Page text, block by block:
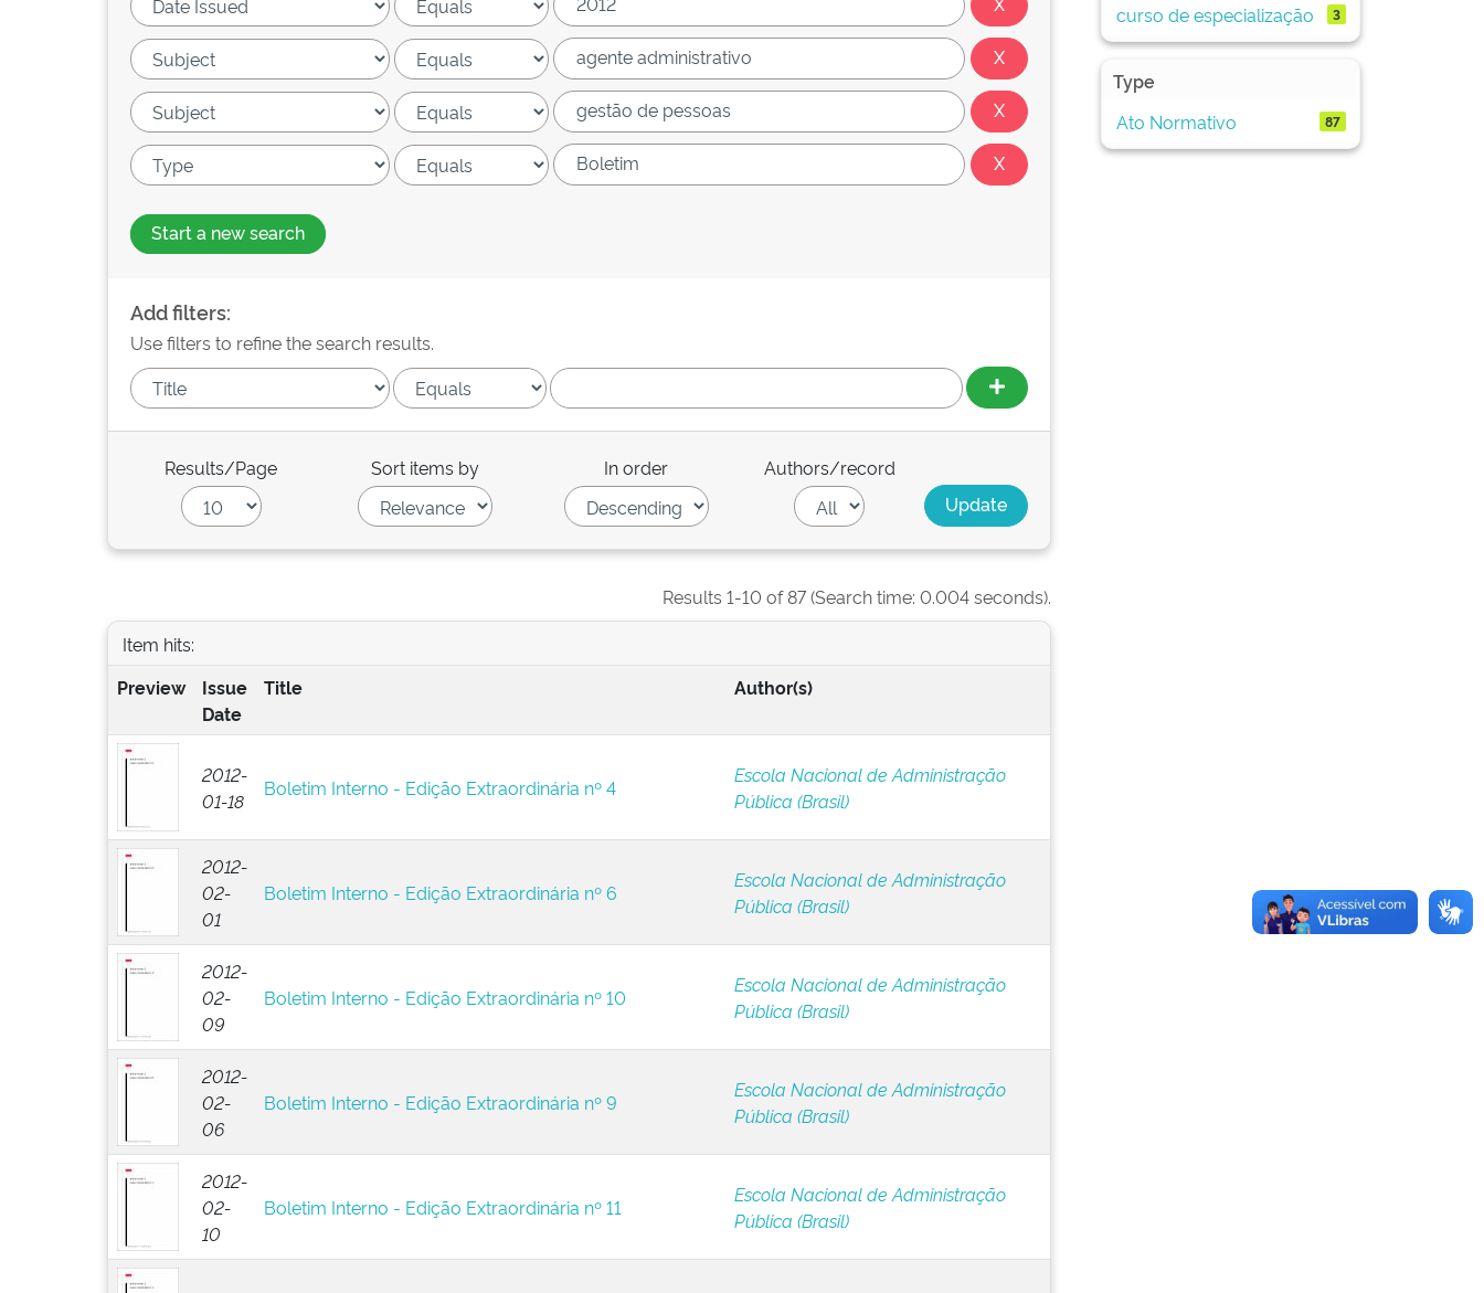
Start a new search
Add filters:
Use filters to refine the search results.
Results/Page Sort items by In order Authors/record
Results 1-10 of 87 (Search time: 0.004 seconds).
Item hits:
Preview
Issue
Date
Title Author(s)
2012-
01-18
Boletim Interno - Edição Extraordinária nº 4
Escola Nacional de Administração
Pública (Brasil)
2012-
02-
01
Boletim Interno - Edição Extraordinária nº 6
Escola Nacional de Administração
Pública (Brasil)
2012-
02-
09
Boletim Interno - Edição Extraordinária nº 10
Escola Nacional de Administração
Pública (Brasil)
2012-
02-
06
Boletim Interno - Edição Extraordinária nº 9
Escola Nacional de Administração
Pública (Brasil)
2012-
02-
10
Boletim Interno - Edição Extraordinária nº 11
Escola Nacional de Administração
Pública (Brasil)
curso de especialização 3
Type
Ato Normativo
87